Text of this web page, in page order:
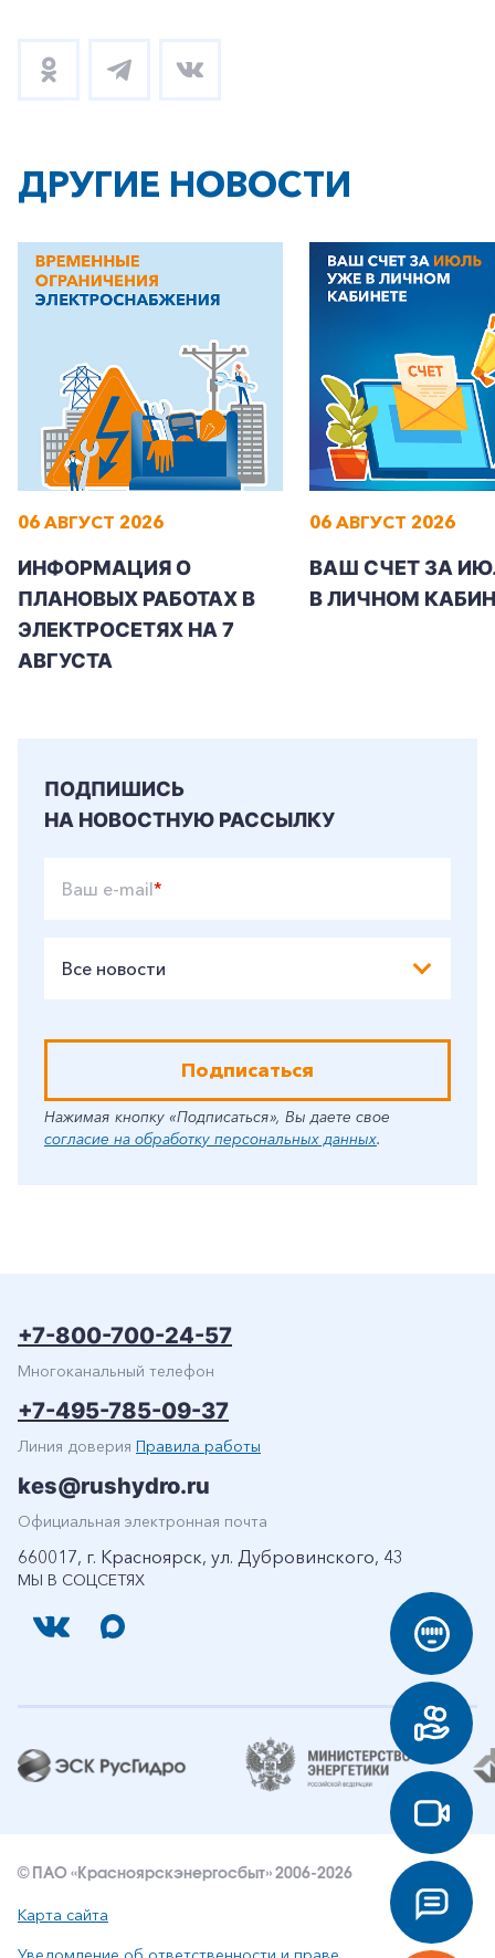
Заказать обратный звонок
Корпоративным клиентам
ДРУГИЕ НОВОСТИ
06 АВГУСТ 2026
ИНФОРМАЦИЯ О
ПЛАНОВЫХ РАБОТАХ В
ЭЛЕКТРОСЕТЯХ НА 7
АВГУСТА
06 АВГУСТ 2026
ВАШ СЧЕТ ЗА
В ЛИЧНОМ
ПОДПИШИСЬ
НА НОВОСТНУЮ РАССЫЛКУ
Ваш e-mail*
Все новости
Подписаться
Нажимая кнопку «Подписаться», Вы даете свое
согласие на обработку персональных данных.
МЫ В СОЦСЕТЯХ
+7-800-700-24-57
Многоканальный телефон
+7-495-785-09-37
Линия доверия Правила работы
kes@rushydro.ru
Официальная электронная почта
660017, г. Красноярск, ул. Дубровинского, 43
© ПАО «Красноярскэнергосбыт» 2006-2026
Карта сайта